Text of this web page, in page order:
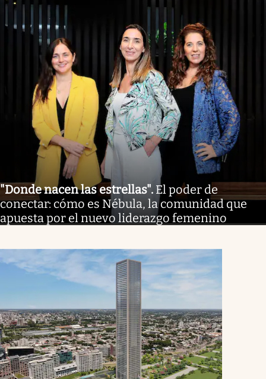
"Donde nacen las estrellas". El poder de
conectar: cómo es Nébula, la comunidad que
apuesta por el nuevo liderazgo femenino